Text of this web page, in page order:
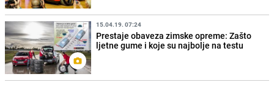
15.04.19. 07:24
Prestaje obaveza zimske opreme: Zašto
ljetne gume i koje su najbolje na testu